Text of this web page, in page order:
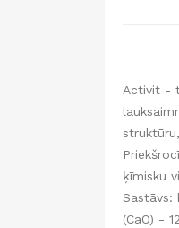
Activit -
ķīmisku
Sastāvs:
(CaO) -